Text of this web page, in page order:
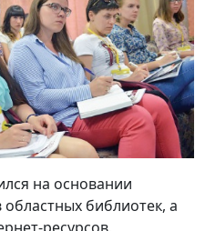
на основании
библиотек, а